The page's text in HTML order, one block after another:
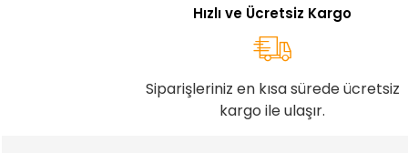
Hızlı ve Ücretsiz Kargo
Siparişleriniz en kısa sürede ücretsiz
kargo ile ulaşır.